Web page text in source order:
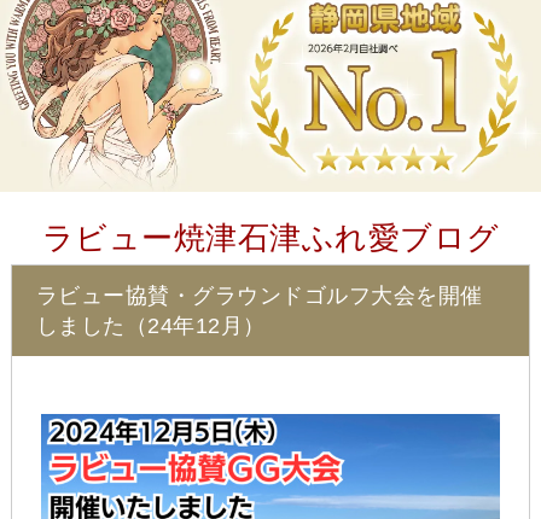
ラビュー焼津石津ふれ愛ブログ
ラビュー協賛・グラウンドゴルフ大会を開催
しました（24年12月）